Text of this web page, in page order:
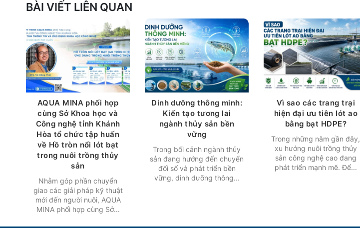
BÀI VIẾT LIÊN QUAN
AQUA MINA phối hợp
cùng Sở Khoa học và
Công nghệ tỉnh Khánh
Hòa tổ chức tập huấn
về Hồ tròn nổi lót bạt
trong nuôi trồng thủy
sản
Nhằm góp phần chuyển
giao các giải pháp kỹ thuật
mới đến người nuôi, AQUA
MINA phối hợp cùng Sở...
Dinh dưỡng thông minh:
Kiến tạo tương lai
ngành thủy sản bền
vững
Trong bối cảnh ngành thủy
sản đang hướng đến chuyển
đổi số và phát triển bền
vững, dinh dưỡng thông...
Vì sao các trang trại
hiện đại ưu tiên lót ao
bằng bạt HDPE?
Trong những năm gần đây,
xu hướng nuôi trồng thủy
sản công nghệ cao đang
phát triển mạnh mẽ. Để...